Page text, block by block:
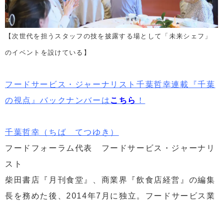
【次世代を担うスタッフの技を披露する場として「未来シェフ」
のイベントを設けている】
フードサービス・ジャーナリスト千葉哲幸連載『千葉
の視点』バックナンバーはこちら ！
千葉哲幸（ちば てつゆき）
フードフォーラム代表 フードサービス・ジャーナリ
スト
柴田書店『月刊食堂』、商業界『飲食店経営』の編集
長を務めた後、2014年7月に独立。フードサービス業